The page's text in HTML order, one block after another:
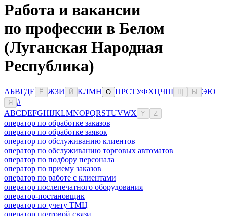
Работа и вакансии
по профессии в Белом
(Луганская Народная
Республика)
АБВГДЕ Ё ЖЗИ Й КЛМН О ПРСТУФХЦЧШ Ы ЭЮ
Я
#
ABCDEFGHIJKLMNOPQRSTUVWX Y Z
оператор по обработке заказов
оператор по обработке заявок
оператор по обслуживанию клиентов
оператор по обслуживанию торговых автоматов
оператор по подбору персонала
оператор по приему заказов
оператор по работе с клиентами
оператор послепечатного оборудования
оператор-постановщик
оператор по учету ТМЦ
оператор почтовой связи